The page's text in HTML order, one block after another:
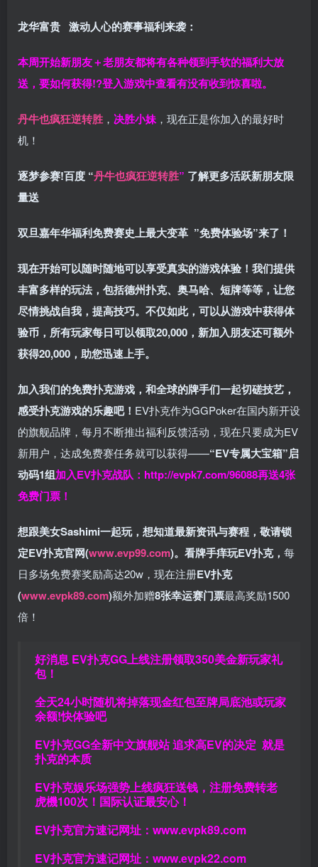
龙华富贵 激动人心的赛事福利来袭：
本周开始新朋友＋老朋友都将有各种领到手软的福利大放
送，要如何获得!?登入游戏中查看有没有收到惊喜啦。
丹牛也疯狂逆转胜 ， 决胜小妹 ，现在正是你加入的最好时
机！
逐梦参赛!百度 “丹牛也疯狂逆转胜” 了解更多活跃新朋友限
量送
双旦嘉年华福利免费赛史上最大变革 ”免费体验场”来了！
现在开始可以随时随地可以享受真实的游戏体验！我们提供
丰富多样的玩法，包括德州扑克、奥马哈、短牌等等，让您
尽情挑战自我，提高技巧。不仅如此， 可以从游戏中获得体
验币，所有玩家每日可以领取20,000，新加入朋友还可额外
获得20,000，助您迅速上手。
加入我们的免费扑克游戏，和全球的牌手们一起切磋技艺，
感受扑克游戏的乐趣吧！ EV扑克作为GGPoker在国内新开设
的旗舰品牌，每月不断推出福利反馈活动，现在只要成为EV
新用户，达成免费赛任务就可以获得——“EV专属大宝箱”启
动码1组加入EV扑克战队： http://evpk7.com/96088再送4张
免费门票！
想跟美女Sashimi一起玩， 想知道最新资讯与赛程， 敬请锁
定EV扑克官网(www.evp99.com)。 看牌手痒玩EV扑克， 每
日多场免费赛奖励高达20w，现在注册EV扑克
(www.evpk89.com)额外加赠8张幸运赛门票最高奖励1500
倍！
好消息 EV扑克GG上线注册领取350美金新玩家礼
包！
全天24小时随机将掉落现金红包至牌局底池或玩家
余额!快体验吧
EV扑克GG全新中文旗舰站追求高EV的决定 就是
扑克的本质
EV扑克娱乐场强势上线疯狂送钱，注册免费转老
虎機100次！国际认证最安心！
EV扑克官方速记网址： www.evpk89.com
EV扑克官方速记网址： www.evpk22.com